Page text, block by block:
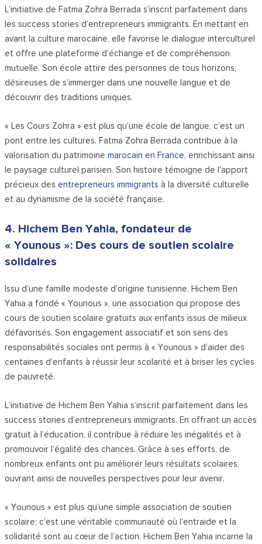
L’initiative de Fatma Zohra Berrada s’inscrit parfaitement dans
les success stories d’entrepreneurs immigrants. En mettant en
avant la culture marocaine, elle favorise le dialogue interculturel
et offre une plateforme d’échange et de compréhension
mutuelle. Son école attire des personnes de tous horizons,
désireuses de s’immerger dans une nouvelle langue et de
découvrir des traditions uniques.
« Les Cours Zohra » est plus qu’une école de langue, c’est un
pont entre les cultures. Fatma Zohra Berrada contribue à la
valorisation du patrimoinemarocain en France, enrichissant ainsi
le paysage culturel parisien. Son histoire témoigne de l’apport
précieux desentrepreneurs immigrants à la diversité culturelle
et au dynamisme de la société française.
4. Hichem Ben Yahia, fondateur de
« Younous »: Des cours de soutien scolaire
solidaires
Issu d’une famille modeste d’origine tunisienne, Hichem Ben
Yahia a fondé « Younous », une association qui propose des
cours de soutien scolaire gratuits aux enfants issus de milieux
défavorisés. Son engagement associatif et son sens des
responsabilités sociales ont permis à « Younous » d’aider des
centaines d’enfants à réussir leur scolarité et à briser les cycles
de pauvreté.
L’initiative de Hichem Ben Yahia s’inscrit parfaitement dans les
success stories d’entrepreneurs immigrants. En offrant un accès
gratuit à l’éducation, il contribue à réduire les inégalités et à
promouvoir l’égalité des chances. Grâce à ses efforts, de
nombreux enfants ont pu améliorer leurs résultats scolaires,
ouvrant ainsi de nouvelles perspectives pour leur avenir.
« Younous » est plus qu’une simple association de soutien
scolaire; c’est une véritable communauté où l’entraide et la
solidarité sont au cœur de l’action. Hichem Ben Yahia incarne la